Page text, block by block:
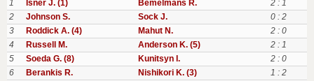
1
Isner J. (1) Bemelmans R.
2 : 1
2
Johnson S. Sock J.
0 : 2
3
Roddick A. (4) Mahut N.
2 : 0
4
Russell M. Anderson K. (5)
2 : 1
5
Soeda G. (8) Kunitsyn I.
2 : 0
6
Berankis R. Nishikori K. (3)
1 : 2